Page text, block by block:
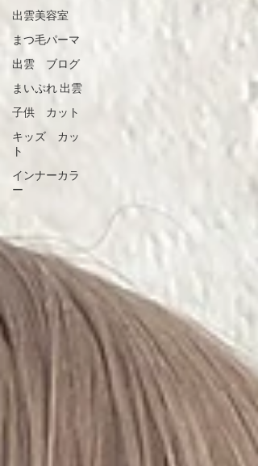
出雲美容室
まつ毛パーマ
出雲 ブログ
まいぷれ 出雲
子供 カット
キッズ カッ
ト
インナーカラ
ー